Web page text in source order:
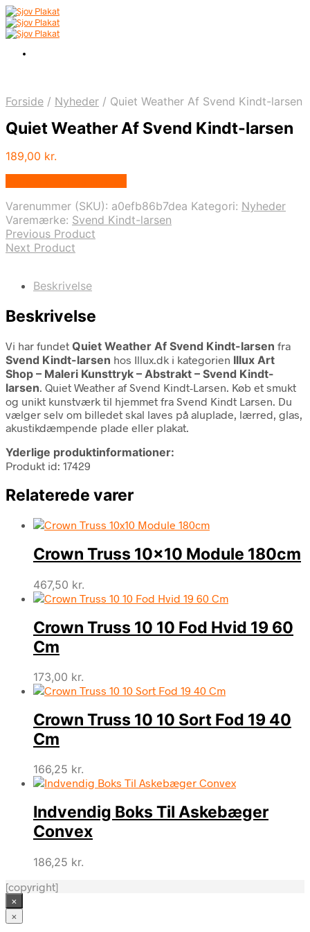
Forside / Nyheder / Quiet Weather Af Svend Kindt-larsen
Quiet Weather Af Svend Kindt-larsen
189,00 kr.
Varenummer (SKU): a0efb86b7dea Kategori: Nyheder
Varemærke: Svend Kindt-larsen
Previous Product
Next Product
Beskrivelse
Beskrivelse
Vi har fundet Quiet Weather Af Svend Kindt-larsen fra
Svend Kindt-larsen hos Illux.dk i kategorien Illux Art
Shop – Maleri Kunsttryk – Abstrakt – Svend Kindt-
larsen. Quiet Weather af Svend Kindt-Larsen. Køb et smukt
og unikt kunstværk til hjemmet fra Svend Kindt Larsen. Du
vælger selv om billedet skal laves på aluplade, lærred, glas,
akustikdæmpende plade eller plakat.
Yderlige produktinformationer:
Produkt id: 17429
Relaterede varer
Crown Truss 10×10 Module 180cm
467,50 kr.
Crown Truss 10 10 Fod Hvid 19 60
Cm
173,00 kr.
Crown Truss 10 10 Sort Fod 19 40
Cm
166,25 kr.
Indvendig Boks Til Askebæger
Convex
186,25 kr.
[copyright]
×
×